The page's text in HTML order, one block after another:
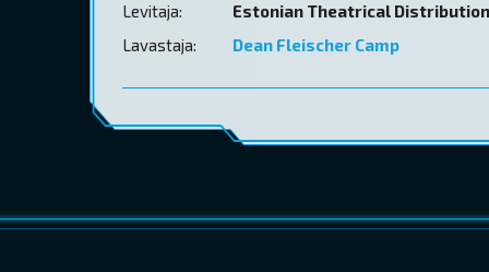
Levitaja:
Estonian Theatrical Distribution
Lavastaja:
Dean Fleischer Camp